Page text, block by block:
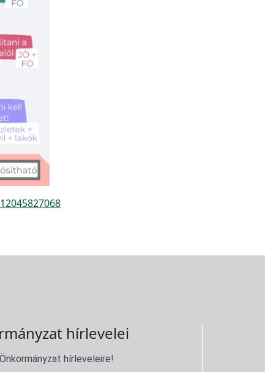
hírlevelei
hírleveleire!